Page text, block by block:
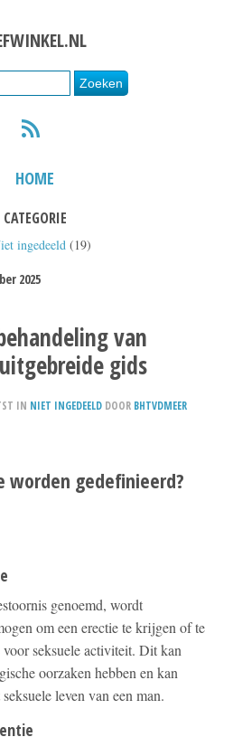
HOME
CATEGORIE
ingedeeld (19)
2025
van
gids
IN NIET INGEDEELD DOOR BHTVDMEER
worden gedefinieerd?
genoemd, wordt
om een erectie te krijgen of te
seksuele activiteit. Dit kan
oorzaken hebben en kan
leven van een man.